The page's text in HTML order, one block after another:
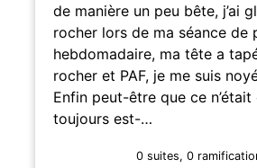
de manière un peu bête, j’ai
rocher lors de ma séance de
hebdomadaire, ma tête a
rocher et PAF, je me suis
Enfin peut-être que ce n’était
toujours est-…
0 suites, 0